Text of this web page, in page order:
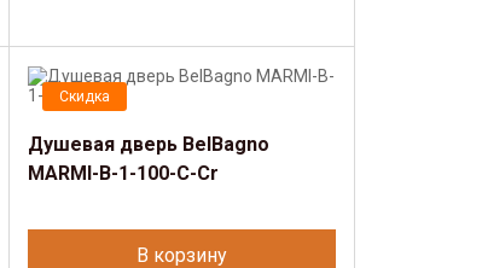
Скидка
Душевая дверь BelBagno
MARMI-B-1-100-C-Cr
В корзину